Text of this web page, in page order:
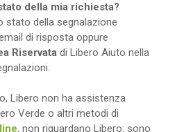
della mia richiesta?
stato della segnalazione
di risposta oppure
Riservata di Libero Aiuto nella
Libero non ha assistenza
Verde o altri metodi di
, non riguardano Libero: sono